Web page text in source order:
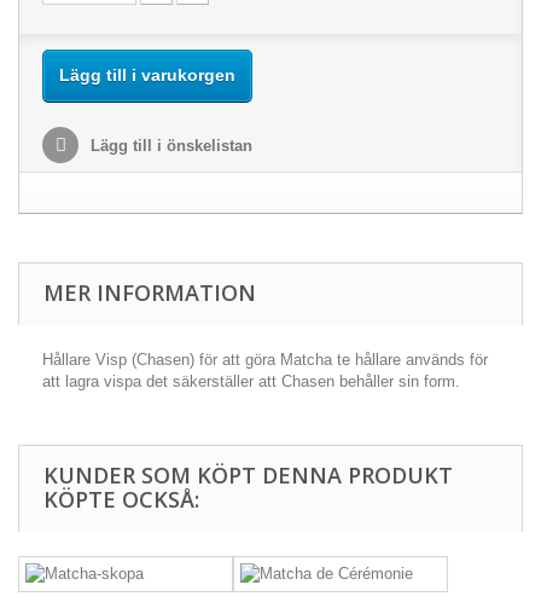
Lägg till i varukorgen
Lägg till i önskelistan
MER INFORMATION
Hållare Visp (Chasen) för att göra Matcha te hållare används för
att lagra vispa det säkerställer att Chasen behåller sin form.
KUNDER SOM KÖPT DENNA PRODUKT
KÖPTE OCKSÅ: